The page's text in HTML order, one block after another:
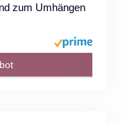
zum Umhängen